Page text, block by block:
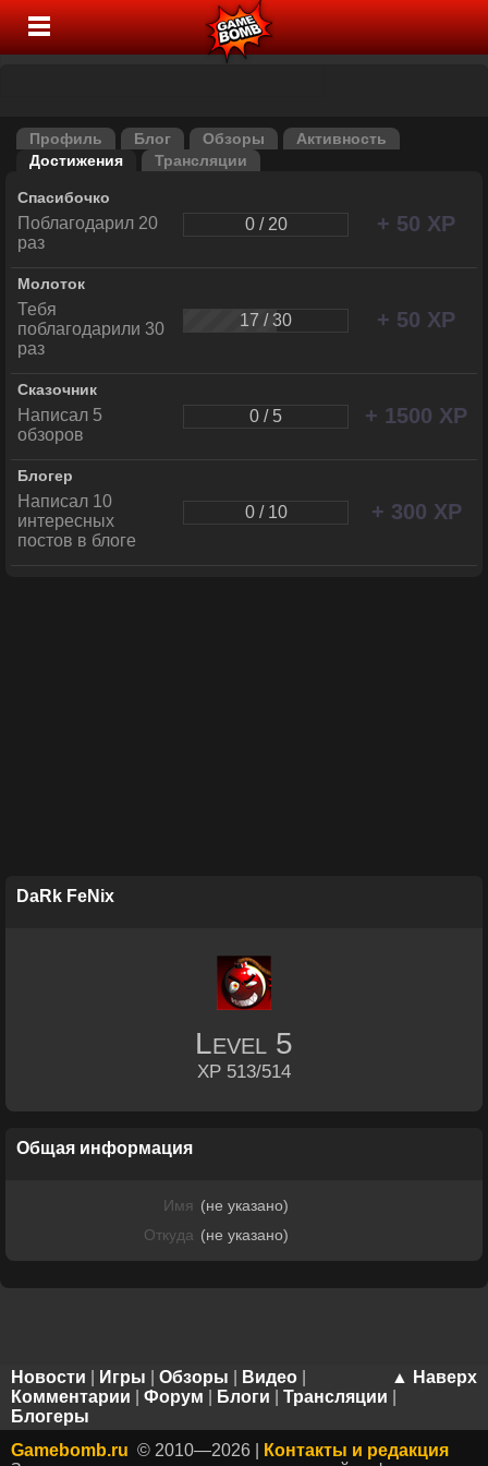
Профиль Блог Обзоры
Активность
Достижения
Трансляции
Спасибочко
Поблагодарил 20
раз
0 / 20 + 50 XP
Молоток
Тебя
поблагодарили 30
раз
17 / 30 + 50 XP
Сказочник
Написал 5
обзоров
0 / 5 + 1500 XP
Блогер
Написал 10
интересных
постов в блоге
0 / 10 + 300 XP
DaRk FeNix
Level 5
XP 513/514
Общая информация
Имя (не указано)
Откуда (не указано)
▲ Наверх
Новости Игры Обзоры Видео
Комментарии
Форум Блоги Трансляции
Блогеры
Gamebomb.ru © 2010—2026 |
Контакты и редакция